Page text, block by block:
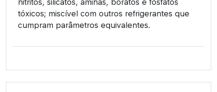
tóxicos; miscível com outros refrigerantes que
cumpram parâmetros equivalentes.